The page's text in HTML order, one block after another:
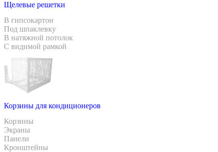
Щелевые решетки
В гипсокартон
Под шпаклевку
В натяжной потолок
С видимой рамкой
Корзины для кондиционеров
Корзины
Экраны
Панели
Кронштейны